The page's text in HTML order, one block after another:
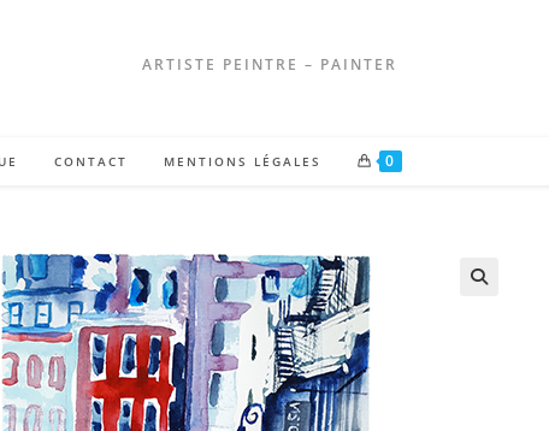
ARTISTE PEINTRE – PAINTER
CONTACT MENTIONS LÉGALES 0